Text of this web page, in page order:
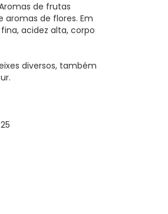
de frutas
de flores. Em
acidez alta, corpo
diversos, também